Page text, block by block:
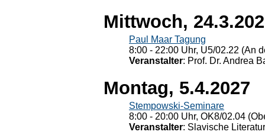
Mittwoch,
Paul Maar Tagung
8:00 - 22:00 Uhr, U5/02.22 (An
Veranstalter: Prof. Dr. Andrea
Montag, 5.4.2027
Stempowski-Seminare
8:00 - 20:00 Uhr, OK8/02.04
Veranstalter: Slavische